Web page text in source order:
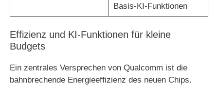
Basis-KI-Funktionen
Effizienz und KI-Funktionen für kleine
Budgets
Ein zentrales Versprechen von Qualcomm ist die
bahnbrechende Energieeffizienz des neuen Chips.